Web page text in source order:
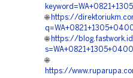
🌐 https://
🌐 https://
🌐
https://